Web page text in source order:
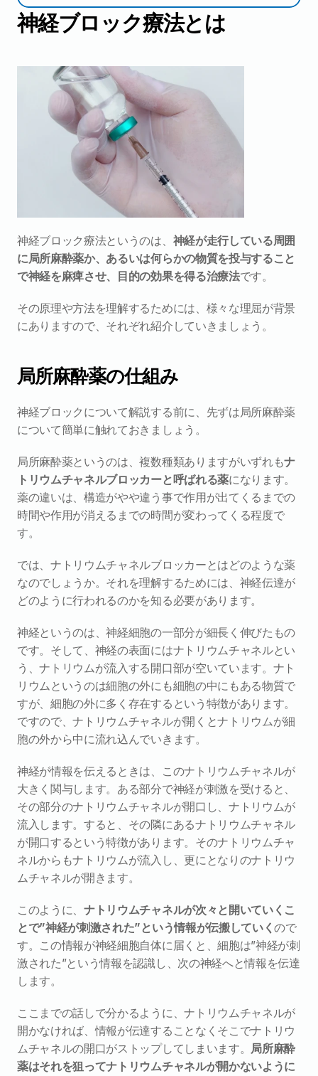
神経ブロック療法とは
神経ブロック療法というのは、 神経が走行している周囲
に局所麻酔薬か、あるいは何らかの物質を投与すること
で神経を麻痺させ、目的の効果を得る治療法です。
その原理や方法を理解するためには、様々な理屈が背景
にありますので、それぞれ紹介していきましょう。
局所麻酔薬の仕組み
神経ブロックについて解説する前に、先ずは局所麻酔薬
について簡単に触れておきましょう。
局所麻酔薬というのは、複数種類ありますがいずれもナ
トリウムチャネルブロッカーと呼ばれる薬になります。
薬の違いは、構造がやや違う事で作用が出てくるまでの
時間や作用が消えるまでの時間が変わってくる程度で
す。
では、ナトリウムチャネルブロッカーとはどのような薬
なのでしょうか。それを理解するためには、神経伝達が
どのように行われるのかを知る必要があります。
神経というのは、神経細胞の一部分が細長く伸びたもの
です。そして、神経の表面にはナトリウムチャネルとい
う、ナトリウムが流入する開口部が空いています。ナト
リウムというのは細胞の外にも細胞の中にもある物質で
すが、細胞の外に多く存在するという特徴があります。
ですので、ナトリウムチャネルが開くとナトリウムが細
胞の外から中に流れ込んでいきます。
神経が情報を伝えるときは、このナトリウムチャネルが
大きく関与します。ある部分で神経が刺激を受けると、
その部分のナトリウムチャネルが開口し、ナトリウムが
流入します。すると、その隣にあるナトリウムチャネル
が開口するという特徴があります。そのナトリウムチャ
ネルからもナトリウムが流入し、更にとなりのナトリウ
ムチャネルが開きます。
このように、ナトリウムチャネルが次々と開いていくこ
とで”神経が刺激された”という情報が伝搬していくので
す。この情報が神経細胞自体に届くと、細胞は”神経が刺
激された”という情報を認識し、次の神経へと情報を伝達
します。
ここまでの話しで分かるように、ナトリウムチャネルが
開かなければ、情報が伝達することなくそこでナトリウ
ムチャネルの開口がストップしてしまいます。 局所麻酔
薬はそれを狙ってナトリウムチャネルが開かないように